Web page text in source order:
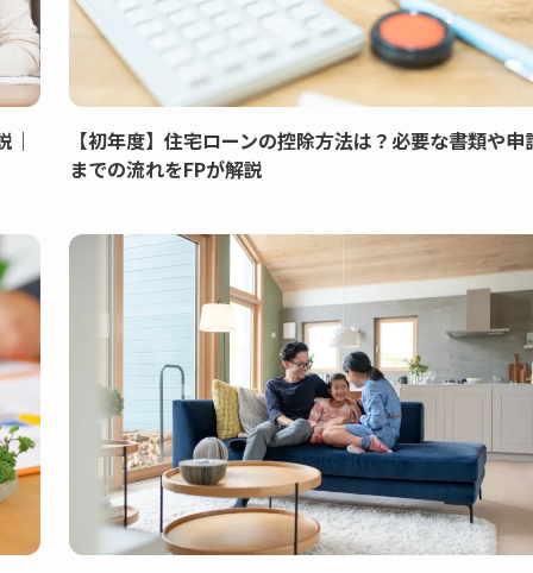
｜
【初年度】住宅ローンの控除方法は？必要な書類や申
までの流れをFPが解説